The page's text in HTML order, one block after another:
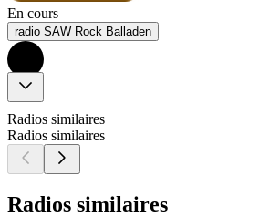
En cours
radio SAW Rock Balladen
Radios similaires
Radios similaires
Radios similaires